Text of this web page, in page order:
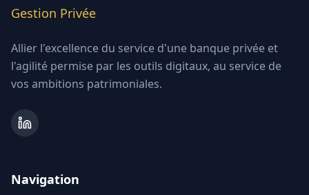
Gestion Privée
Allier l'excellence du service d'une banque privée et
l'agilité permise par les outils digitaux, au service de
vos ambitions patrimoniales.
Navigation